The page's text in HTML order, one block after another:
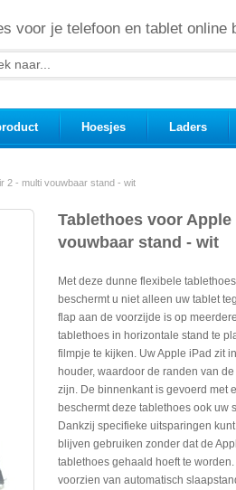
voor je telefoon en tablet online
Hoesjes Laders
2 - multi vouwbaar stand - wit
Tablethoes voor
vouwbaar stand - wit
Met deze dunne flexibele
beschermt u niet alleen uw tablet
flap aan de voorzijde is op
tablethoes in horizontale stand te
filmpje te kijken. Uw Apple iPad zit
houder, waardoor de randen van
zijn. De binnenkant is gevoerd met
beschermt deze tablethoes ook uw
Dankzij specifieke uitsparingen
blijven gebruiken zonder dat de
tablethoes gehaald hoeft te
voorzien van automatisch